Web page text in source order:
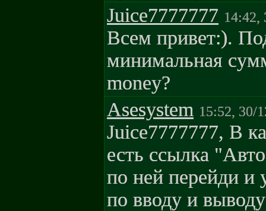
Juice7777777 14:42,
Всем привет:).
минимальная
money?
Asesystem 15:52, 30/
Juice7777777, В
есть ссылка
по ней перейди и
по вводу и выводу